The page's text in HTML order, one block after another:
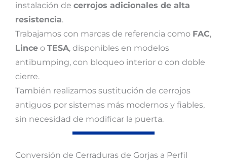
instalación de cerrojos adicionales de alta
resistencia.
Trabajamos con marcas de referencia como FAC,
Lince o TESA, disponibles en modelos
antibumping, con bloqueo interior o con doble
cierre.
También realizamos sustitución de cerrojos
antiguos por sistemas más modernos y fiables,
sin necesidad de modificar la puerta.
Conversión de Cerraduras de Gorjas a Perfil